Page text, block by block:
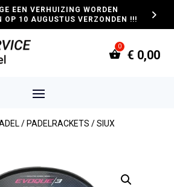
EEN VERHUIZING WORDEN
OP 10 AUGUSTUS VERZONDEN !!!
€ 0,00
/ PADELRACKETS / SIUX